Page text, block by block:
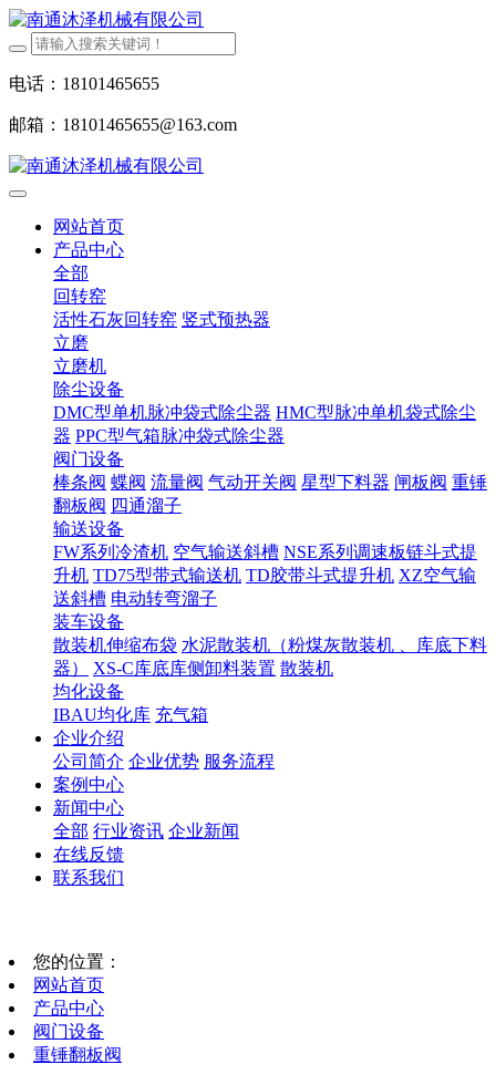
电话：18101465655
邮箱：18101465655@163.com
网站首页
产品中心
全部
回转窑
活性石灰回转窑 竖式预热器
立磨
立磨机
除尘设备
DMC型单机脉冲袋式除尘器 HMC型脉冲单机袋式除尘
器 PPC型气箱脉冲袋式除尘器
阀门设备
棒条阀 蝶阀 流量阀 气动开关阀 星型下料器 闸板阀 重锤
翻板阀 四通溜子
输送设备
FW系列冷渣机 空气输送斜槽 NSE系列调速板链斗式提
升机 TD75型带式输送机 TD胶带斗式提升机 XZ空气输
送斜槽 电动转弯溜子
装车设备
散装机伸缩布袋 水泥散装机（粉煤灰散装机 、库底下料
器）
XS-C库底库侧卸料装置 散装机
均化设备
IBAU均化库 充气箱
企业介绍
公司简介 企业优势 服务流程
案例中心
新闻中心
全部 行业资讯 企业新闻
在线反馈
联系我们
您的位置：
网站首页
产品中心
阀门设备
重锤翻板阀